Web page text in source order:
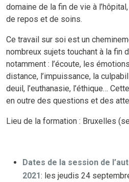
domaine de la fin de vie à
de repos et de soins.
Ce travail sur soi est un
nombreux sujets touchant à la fin
notamment : l’écoute, les
distance, l’impuissance, la
deuil, l’euthanasie, l’éthique…
en outre des questions et des
Lieu de la formation : Bruxelles
Dates de la session de
2021: les jeudis 24